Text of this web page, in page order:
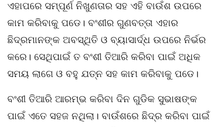
ଏହାପରେ ସମ୍ପୂର୍ଣ ନିଖୁଣତାର ସହ ଏହି ବାଉଁଶ ଉପରେ
କାମ କରିବାକୁ ପଡେ। ବଂଶୀର ଗୁଣବତ୍ତା ଏହାର
ଛିଦ୍ରମାନଙ୍କ ଅବସ୍ଥିତି ଓ ବ୍ୟାସାର୍ଦ୍ଧ ଉପରେ ନିର୍ଭର
କରେ। ସେଥିପାଇଁ ତ ବଂଶୀ ତିଆରି କରିବା ପାଇଁ ଅଧିକ
ସମୟ ଲାଗେ ଓ ବହୁ ଯତ୍ନ ସହ କାମ କରିବାକୁ ପଡେ।
ବଂଶୀ ତିଆରି ଆରମ୍ଭ କରିବା ଦିନ ଗୁଡିକ ସୁଭାଷଙ୍କ
ପାଇଁ ଏତେ ସହଜ ନଥିଲା। ବାଉଁଶରେ ଛିଦ୍ର କରିବା ପାଇଁ